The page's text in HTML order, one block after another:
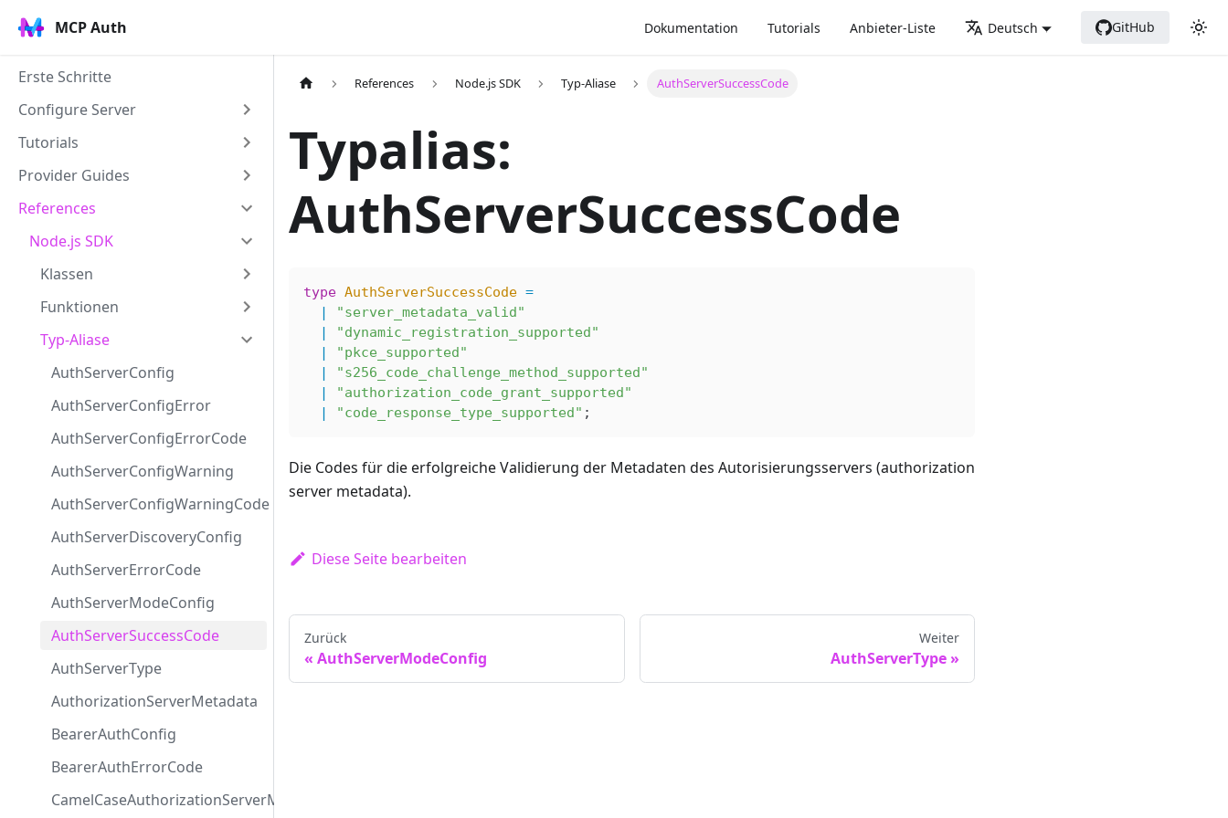
MCP Auth Dokumentation Tutorials Anbieter-Liste Deutsch GitHub
Erste Schritte
Configure Server
Tutorials
Provider Guides
References
Node.js SDK
Klassen
Funktionen
Typ-Aliase
AuthServerConfig
AuthServerConfigError
AuthServerConfigErrorCode
AuthServerConfigWarning
AuthServerConfigWarningCode
AuthServerDiscoveryConfig
AuthServerErrorCode
AuthServerModeConfig
AuthServerSuccessCode
AuthServerType
AuthorizationServerMetadata
BearerAuthConfig
BearerAuthErrorCode
CamelCaseAuthorizationServerMetadata
References Node.js SDK Typ-Aliase AuthServerSuccessCode
Typalias:
AuthServerSuccessCode
type AuthServerSuccessCode =
  |
"server_metadata_valid"
  |
"dynamic_registration_supported"
  |
"pkce_supported"
  |
"s256_code_challenge_method_supported"
  |
"authorization_code_grant_supported"
  |
"code_response_type_supported" ;
Die Codes für die erfolgreiche Validierung der Metadaten des Autorisierungsservers (authorization
server metadata).
Diese Seite bearbeiten
Zurück
AuthServerModeConfig
Weiter
AuthServerType